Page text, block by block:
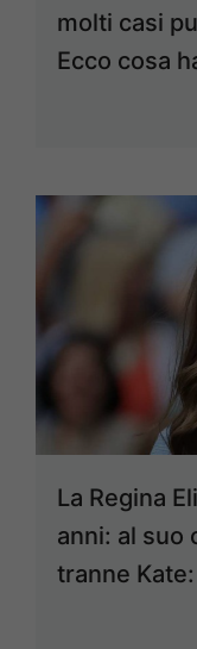
molti casi
Ecco cosa
La Regina
anni: al suo
tranne